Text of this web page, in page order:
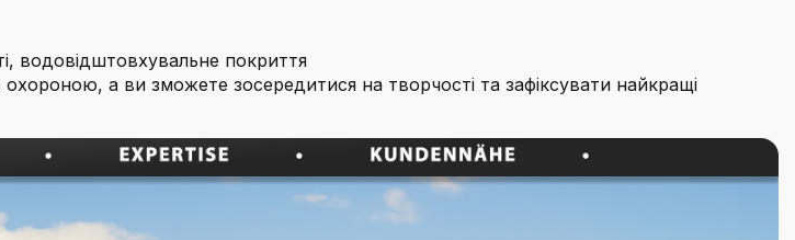
водовідштовхувальне покриття
а ви зможете зосередитися на творчості та зафіксувати найкращі